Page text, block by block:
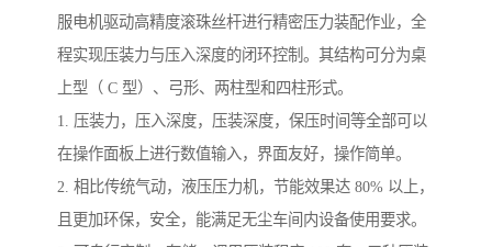
服电机驱动高精度滚珠丝杆进行精密压力装配作业，全
程实现压装力与压入深度的闭环控制。其结构可分为桌
上型（ C 型）、弓形、两柱型和四柱形式。
1. 压装力，压入深度，压装深度，保压时间等全部可以
在操作面板上进行数值输入，界面友好，操作简单。
2. 相比传统气动，液压压力机，节能效果达 80% 以上，
且更加环保，安全，能满足无尘车间内设备使用要求。